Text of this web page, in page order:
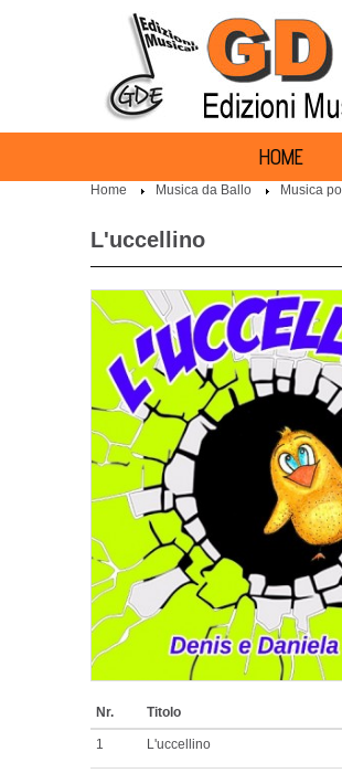
HOME
Home Musica da Ballo Musica
L'uccellino
Nr. Titolo
1 L'uccellino